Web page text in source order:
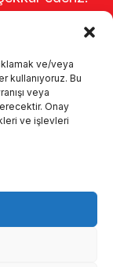
ve/veya
kullanıyoruz. Bu
veya
Onay
ve işlevleri